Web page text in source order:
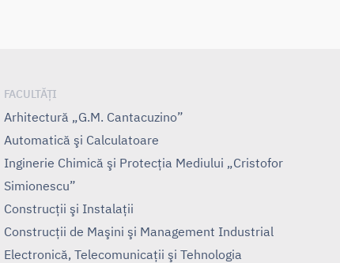
FACULTĂȚI
Arhitectură „G.M. Cantacuzino”
Automatică şi Calculatoare
Inginerie Chimică şi Protecţia Mediului „Cristofor
Simionescu”
Construcţii şi Instalaţii
Construcţii de Maşini şi Management Industrial
Electronică, Telecomunicaţii şi Tehnologia